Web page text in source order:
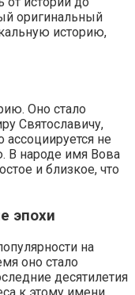
оригинальный
историю,
Оно стало
Святославичу,
ассоциируется не
В народе имя Вова
и близкое, что
эпохи
на
оно стало
десятилетия
к этому имени.